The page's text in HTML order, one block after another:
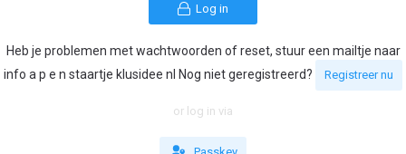
Log in
Heb je problemen met wachtwoorden of reset, stuur een mailtje naar
info a p e n staartje klusidee nl Nog niet geregistreerd?
Registreer nu
or log in via